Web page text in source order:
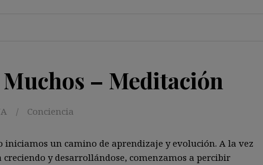
– Meditación
Conciencia
iniciamos un camino de aprendizaje y evolución. A la vez
y desarrollándose, comenzamos a percibir